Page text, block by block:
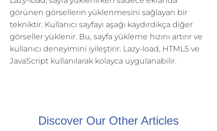
görünen görsellerin yüklenmesini sağlayan bir
tekniktir. Kullanıcı sayfayı aşağı kaydırdıkça diğer
görseller yüklenir. Bu, sayfa yükleme hızını artırır ve
kullanıcı deneyimini iyileştirir. Lazy-load, HTML5 ve
JavaScript kullanılarak kolayca uygulanabilir.
Discover Our Other Articles